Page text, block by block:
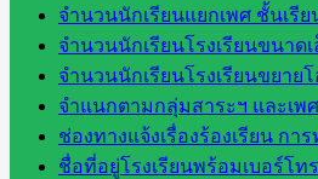
จำนวนนักเรียนแยกเพศ ชั้นเรีย
จำนวนนักเรียนโรงเรียนขนาด
จำนวนนักเรียนโรงเรียนขยาย
จำแนกตามกลุ่มสาระฯ และเพศ
ช่องทางแจ้งเรื่องร้องเรียน ก
ชื่อที่อยู่โรงเรียนพร้อมเบอร์โท
สังกัด
สพฐ.
เว็บไซต์
สพป. ใน
สังกัด
สพฐ.